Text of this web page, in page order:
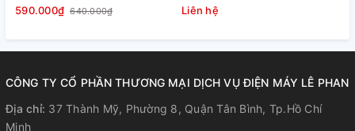
590.000₫ 640.000₫
Liên hệ
CÔNG TY CỔ PHẦN THƯƠNG MẠI DỊCH VỤ ĐIỆN MÁY LÊ PHAN
Địa chỉ: 37 Thành Mỹ, Phường 8, Quận Tân Bình, Tp.Hồ Chí
Minh